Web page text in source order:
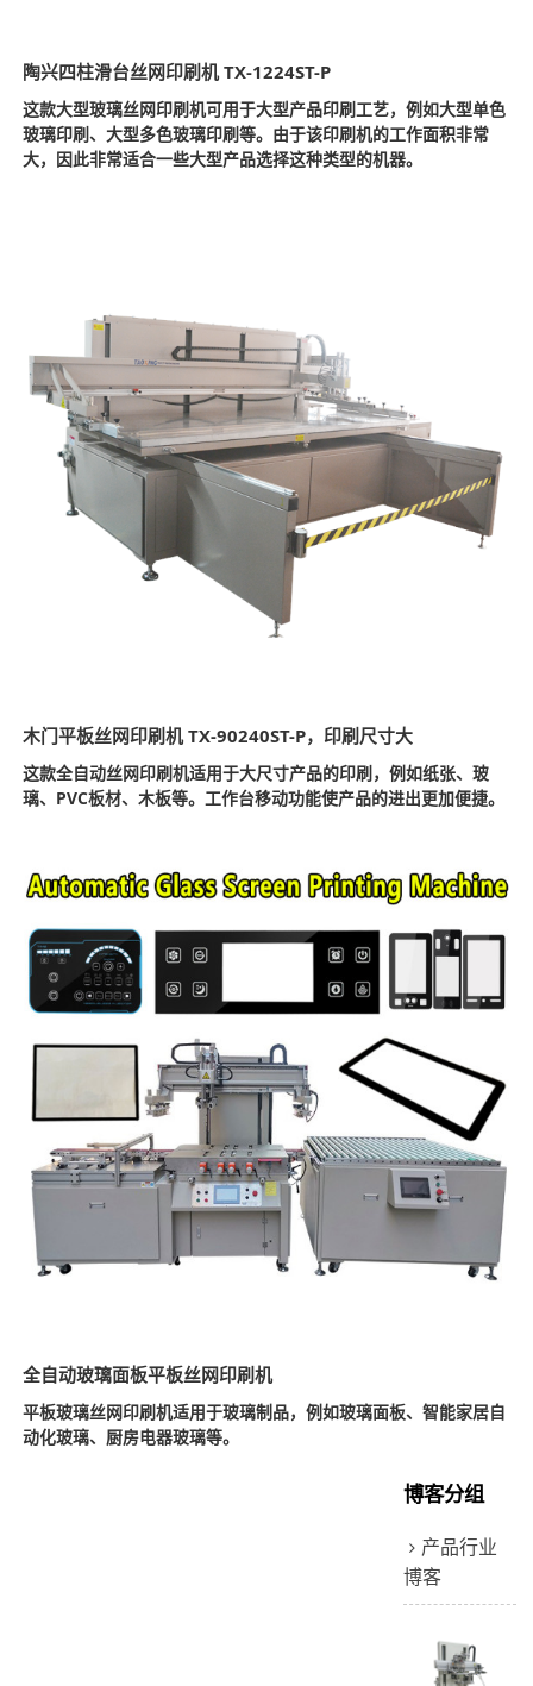
陶兴四柱滑台丝网印刷机 TX-1224ST-P
这款大型玻璃丝网印刷机可用于大型产品印刷工艺，例如大型单色
玻璃印刷、大型多色玻璃印刷等。由于该印刷机的工作面积非常
大，因此非常适合一些大型产品选择这种类型的机器。
木门平板丝网印刷机 TX-90240ST-P，印刷尺寸大
这款全自动丝网印刷机适用于大尺寸产品的印刷，例如纸张、玻
璃、PVC板材、木板等。工作台移动功能使产品的进出更加便捷。
全自动玻璃面板平板丝网印刷机
平板玻璃丝网印刷机适用于玻璃制品，例如玻璃面板、智能家居自
动化玻璃、厨房电器玻璃等。
博客分组
产品行业
博客